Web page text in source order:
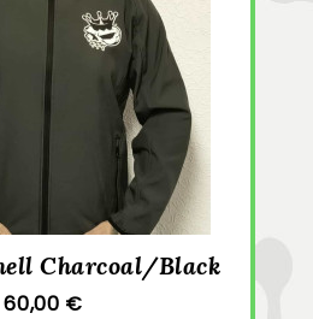
Charcoal/Black
60,00 €